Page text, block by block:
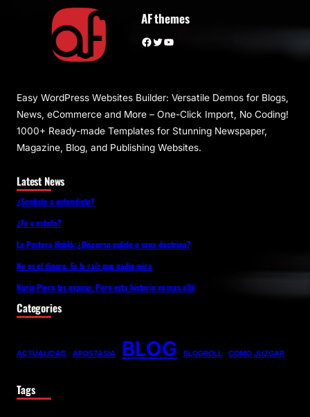
AF themes
Facebook Twitter YouTube
Easy WordPress Websites Builder: Versatile Demos for Blogs,
News, eCommerce and More – One-Click Import, No Coding!
1000+ Ready-made Templates for Stunning Newspaper,
Magazine, Blog, and Publishing Websites.
Latest News
¿Sentiste o entendiste?
¿Fe o estafa?
La Pastora Habló: ¿Discurso pulido o sana doctrina?
No es el dinero. Es la raíz que nadie mira
Nuria Piera los expuso. Pero esta historia va mas allá
Categories
ACTUALIDAD APOSTASÍA BLOG BLOGROLL COMO JUZGAR
Tags